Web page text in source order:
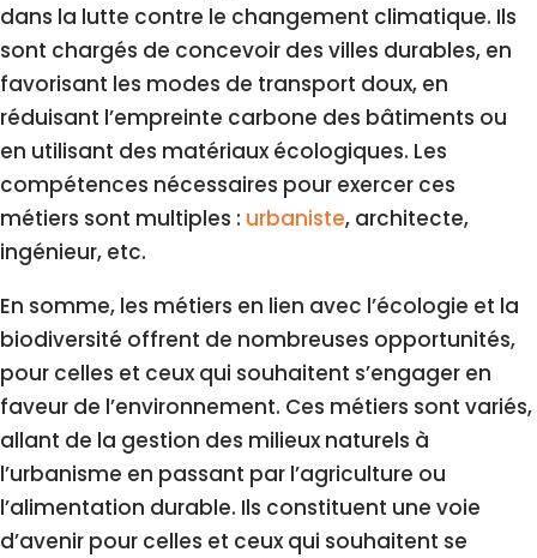
dans la lutte contre le changement climatique. Ils
sont chargés de concevoir des villes durables, en
favorisant les modes de transport doux, en
réduisant l’empreinte carbone des bâtiments ou
en utilisant des matériaux écologiques. Les
compétences nécessaires pour exercer ces
métiers sont multiples : urbaniste, architecte,
ingénieur, etc.
En somme, les métiers en lien avec l’écologie et la
biodiversité offrent de nombreuses opportunités,
pour celles et ceux qui souhaitent s’engager en
faveur de l’environnement. Ces métiers sont variés,
allant de la gestion des milieux naturels à
l’urbanisme en passant par l’agriculture ou
l’alimentation durable. Ils constituent une voie
d’avenir pour celles et ceux qui souhaitent se